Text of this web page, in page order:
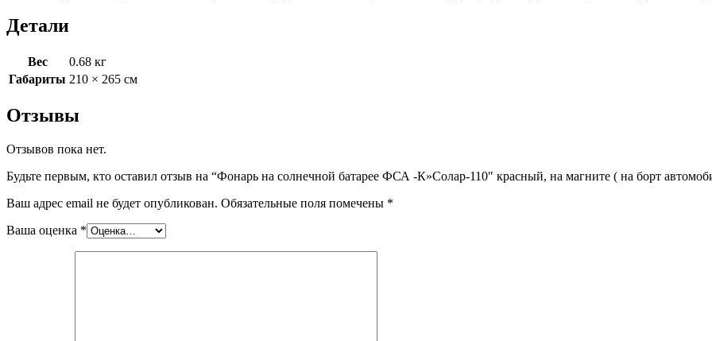
Детали
Вес
0.68 кг
Габариты 210 × 265 см
Отзывы
Отзывов пока нет.
Будьте первым, кто оставил отзыв на “Фонарь на солнечной батарее ФСА -К»Солар-110″ красный, на магните ( на борт
Ваш адрес email не будет опубликован. Обязательные поля помечены *
Ваша оценка *